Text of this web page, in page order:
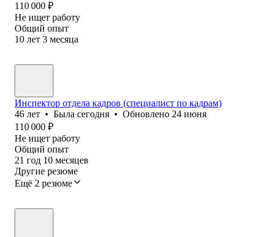
110 000 ₽
Не ищет работу
Общий опыт
10 лет 3 месяца
Инспектор отдела кадров (специалист по кадрам)
46 лет • Была сегодня • Обновлено 24 июня
110 000 ₽
Не ищет работу
Общий опыт
21 год 10 месяцев
Другие резюме
Ещё 2 резюме